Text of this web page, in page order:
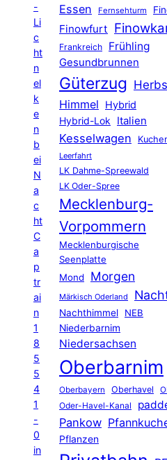
-
Li
c
ht
n
el
k
e
n
b
ei
N
a
c
ht
C
a
p
tr
ai
n
1
8
5
5
4
1
-
0
in
Essen Fernsehturm
Finowfurt
Frankreich Frühling
Gesundbrunnen
Güterzug
Himmel
Hybrid
Hybrid-Lok Italien
Kesselwagen
Leerfahrt
LK Dahme-Spreewald
LK Oder-Spree
Mecklenburg-
Vorpommern
Mecklenburgische
Seenplatte
Mond
Morgen
Märkisch Oderland
Nachthimmel
NEB
Niederbarnim
Niedersachsen
Oberbarnim
Oberbayern Oberhavel
Oder-Havel-Kanal
Pankow
Pflanzen